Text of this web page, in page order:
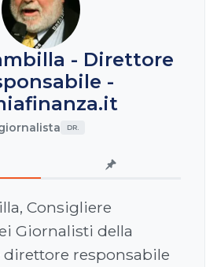
- Direttore
-
DR.
Consigliere
Giornalisti della
direttore responsabile